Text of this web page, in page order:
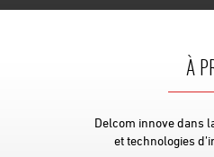
À
Delcom innove dans
et technologies